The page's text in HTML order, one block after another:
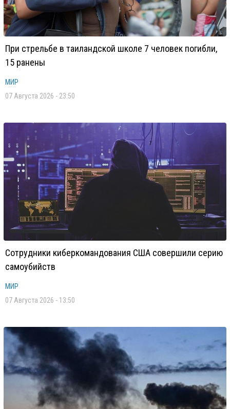
При стрельбе в таиландской школе 7 человек погибли,
15 ранены
МИР
07 Августа 2026 - 23:50
Сотрудники киберкомандования США совершили серию
самоубийств
МИР
07 Августа 2026 - 13:50